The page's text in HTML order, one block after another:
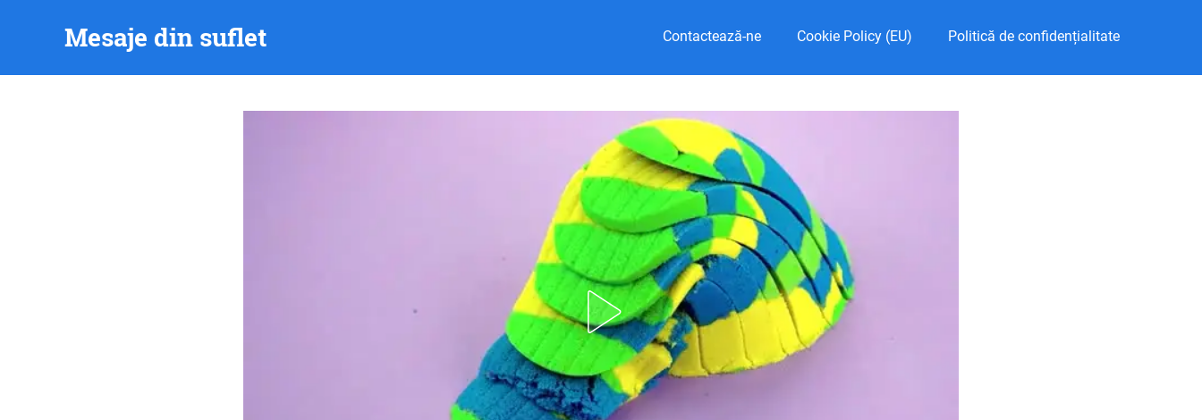
Mesaje din suflet Contactează-ne Cookie Policy (EU) Politică de confidențialitate